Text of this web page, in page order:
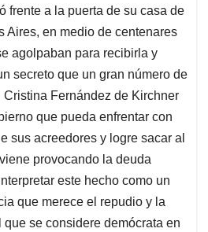
frente a la puerta de su casa de
Aires, en medio de centenares
agolpaban para recibirla y
secreto que un gran número de
Fernández de Kirchner
que pueda enfrentar con
sus acreedores y logre sacar al
provocando la deuda
este hecho como un
que merece el repudio y la
se considere demócrata en